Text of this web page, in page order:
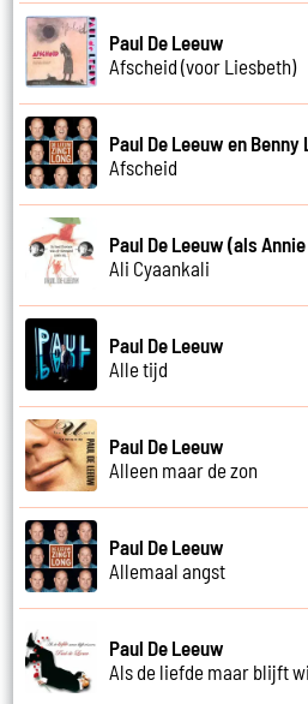
Paul De Leeuw
Afscheid (voor Liesbeth)
Paul De Leeuw en Benny
Afscheid
Paul De Leeuw (als
Ali Cyaankali
Paul De Leeuw
Alle tijd
Paul De Leeuw
Alleen maar de zon
Paul De Leeuw
Allemaal angst
Paul De Leeuw
Als de liefde maar blijft